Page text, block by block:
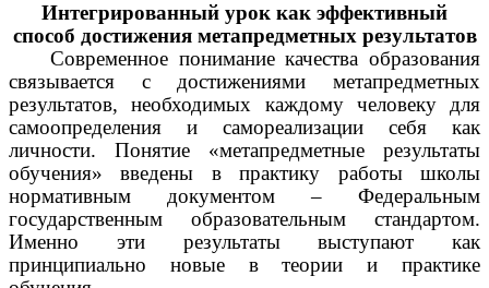
Интегрированный урок как эффективный
способ достижения метапредметных результатов
Современное понимание качества образования
связывается с достижениями метапредметных
результатов, необходимых каждому человеку для
самоопределения и самореализации себя как
личности. Понятие «метапредметные результаты
обучения» введены в практику работы школы
нормативным документом – Федеральным
государственным образовательным стандартом.
Именно эти результаты выступают как
принципиально новые в теории и практике